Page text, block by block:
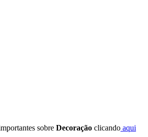
sobre Decoração clicando aqui